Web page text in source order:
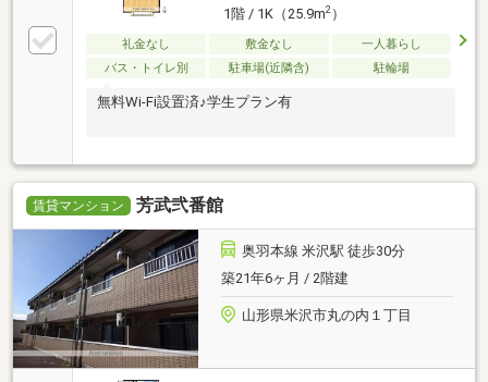
1階 / 1K（25.9m2）
礼金なし 敷金なし
一人暮らし
バス・トイレ別
駐車場(近隣含) 駐輪場
無料Wi-Fi設置済♪学生プラン有
賃貸マンション 芳武弐番館
奥羽本線 米沢駅 徒歩30分
築21年6ヶ月 / 2階建
山形県米沢市丸の内１丁目